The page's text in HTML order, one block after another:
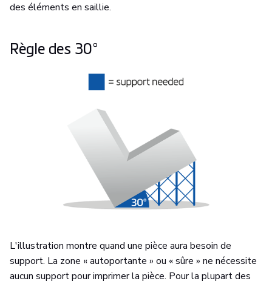
des éléments en saillie.
Règle des 30°
L'illustration montre quand une pièce aura besoin de
support. La zone « autoportante » ou « sûre » ne nécessite
aucun support pour imprimer la pièce. Pour la plupart des